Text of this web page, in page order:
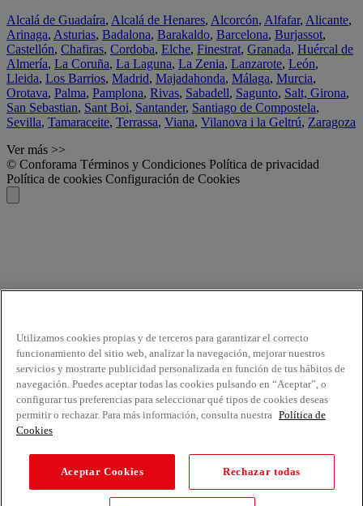
Alcalá de Guadaíra, Alcalá de Henares, Alcorcón, Alfafar, Alicante,
Arinaga, Asturias, Badalona, Barakaldo, Barcelona, Burjassot,
Castellón, Chafiras, Cordoba, Elche, Finestrat, Granada, Huércal de
Almería, La Coruña, La Laguna, La Zenia, Lanzarote, León,
Lleida, Los Barrios, Madrid, Majadahonda, Málaga, Murcia,
Orotava, Palma, Pamplona, Rivas, Sabadell, Sagunto, Salt, Girona,
San Sebastian, Sant Boi, Santander, Santiago de Compostela,
Sevilla, Tamaraceite, Terrassa, Viana, Vilanova i la Geltrú, Zaragoza
Ver más >>
© Conforama Términos y Condiciones Política de privacidad
Política de cookies Configuración de Cookies
Utilizamos cookies propias y de terceros para garantizar el correcto
funcionamiento del sitio web, analizar la navegación, mejorar nuestros
servicios y mostrarte publicidad personalizada en función de tus hábitos de
navegación. Puedes aceptar todas las cookies pulsando en “Aceptar”, o
configurar tus preferencias para seleccionar qué tipos de cookies deseas
permitir o rechazar. Para más información, consulta nuestra Política de
Cookies
Aceptar Cookies Rechazar todas